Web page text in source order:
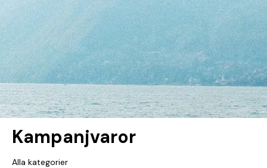
Kampanjvaror
Alla kategorier